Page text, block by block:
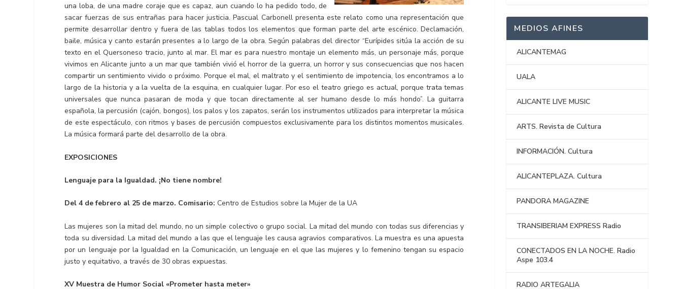
una loba, de una madre coraje que es capaz, aun cuando lo ha pedido todo, de
sacar fuerzas de sus entrañas para hacer justicia. Pascual Carbonell presenta este relato como una representación que
permite desarrollar dentro y fuera de las tablas todos los elementos que forman parte del arte escénico. Declamación,
baile, música y canto estarán presentes a lo largo de la obra. Según palabras del director “Eurípides sitúa la acción de su
texto en el Quersoneso tracio, junto al mar. El mar es para nuestro montaje un elemento más, un personaje más, porque
vivimos en Alicante junto a un mar que también vivió el horror de la guerra, un horror y sus consecuencias que nos hacen
compartir un sentimiento vivido o próximo. Porque el mal, el maltrato y el sentimiento de impotencia, los encontramos a lo
largo de la historia y a la vuelta de la esquina, en cualquier lugar. Por eso el teatro griego es actual, porque trata temas
universales que nunca pasaran de moda y que tocan directamente al ser humano desde lo más hondo”. La guitarra
española, la percusión (cajón, bongos), los palos y los zapatos, serán los instrumentos utilizados para interpretar la música
de este espectáculo, con ritmos y bases de percusión compuestos exclusivamente para los distintos momentos musicales.
La música formará parte del desarrollo de la obra.
EXPOSICIONES
Lenguaje para la Igualdad. ¡No tiene nombre!
Del 4 de febrero al 25 de marzo. Comisario: Centro de Estudios sobre la Mujer de la UA
Las mujeres son la mitad del mundo, no un simple colectivo o grupo social. La mitad del mundo con todas sus diferencias y
toda su diversidad. La mitad del mundo a las que el lenguaje les causa agravios comparativos. La muestra es una apuesta
por un lenguaje por la Igualdad en la Comunicación, un lenguaje en el que las mujeres y lo femenino tengan su espacio
justo y equitativo, a través de 30 obras expuestas.
XV Muestra de Humor Social «Prometer hasta meter»
MEDIOS AFINES
ALICANTEMAG
UALA
ALICANTE LIVE MUSIC
ARTS. Revista de Cultura
INFORMACIÓN. Cultura
ALICANTEPLAZA. Cultura
PANDORA MAGAZINE
TRANSIBERIAM EXPRESS Radio
CONECTADOS EN LA NOCHE. Radio
Aspe 103.4
RADIO ARTEGALIA